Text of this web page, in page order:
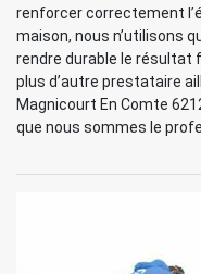
renforcer correctement
maison, nous n’utilisons
rendre durable le résultat
plus d’autre prestataire
Magnicourt En Comte
que nous sommes le